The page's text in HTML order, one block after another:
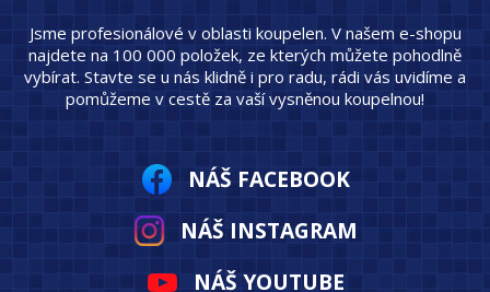
Jsme profesionálové v oblasti koupelen. V našem e-shopu
najdete na 100 000 položek, ze kterých můžete pohodlně
vybírat. Stavte se u nás klidně i pro radu, rádi vás uvidíme a
pomůžeme v cestě za vaší vysněnou koupelnou!
NÁŠ FACEBOOK
NÁŠ INSTAGRAM
NÁŠ YOUTUBE